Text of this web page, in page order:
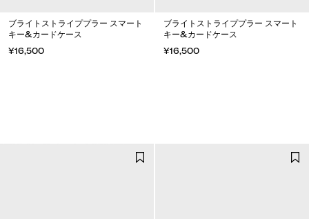
ブライトストライププラー スマート
キー&カードケース
¥16,500
ブライトストライププラー スマート
キー&カードケース
¥16,500